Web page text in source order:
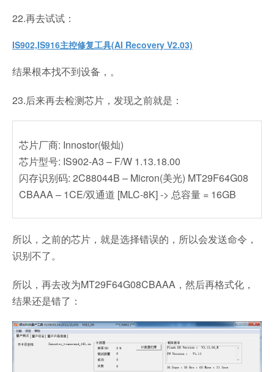
22.再去试试：
IS902,IS916主控修复工具(AI Recovery V2.03)
结果根本找不到设备，。
23.后来再去检测芯片，发现之前就是：
芯片厂商: Innostor(银灿)
芯片型号: IS902-A3 – F/W 1.13.18.00
闪存识别码: 2C88044B – Micron(美光) MT29F64G08
CBAAA – 1CE/双通道 [MLC-8K] -> 总容量 = 16GB
所以，之前的芯片，就是选择错误的，所以会发送命令，
识别不了。
所以，再去改为MT29F64G08CBAAA，然后再格式化，
结果还是错了：